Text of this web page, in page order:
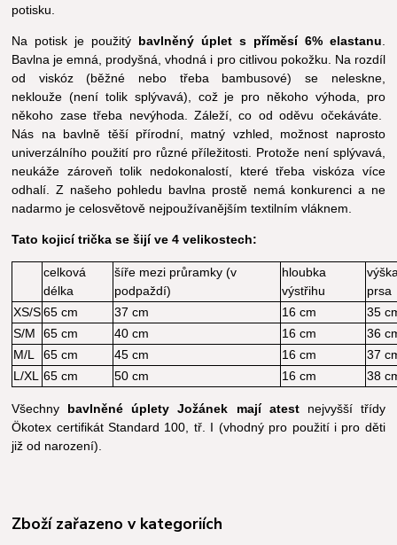
potisku.
Na potisk je použitý bavlněný úplet s příměsí 6% elastanu
Bavlna je emná, prodyšná, vhodná i pro citlivou pokožku. Na rozdíl
od viskóz (běžné nebo třeba bambusové) se neleskne,
neklouže (není tolik splývavá), což je pro někoho výhoda, pro
někoho zase třeba nevýhoda. Záleží, co od oděvu očekáváte.
Nás na bavlně těší přírodní, matný vzhled, možnost naprosto
univerzálního použití pro různé příležitosti. Protože není splývavá,
neukáže zároveň tolik nedokonalostí, které třeba viskóza více
odhalí. Z našeho pohledu bavlna prostě nemá konkurenci a ne
nadarmo je celosvětově nejpoužívanějším textilním vláknem.
Tato kojicí trička se šijí ve 4 velikostech:
celková
délka
šíře mezi průramky (v
podpaždí)
hloubka
výstřihu
prsa
XS/S65 cm 37 cm 16 cm
35
S/M
65 cm 40 cm 16 cm
36
M/L
65 cm 45 cm 16 cm
37
L/XL
65 cm 50 cm 16 cm 38
Všechny bavlněné úplety Jožánek mají atestnejvyšší třídy
Ökotex certifikát Standard 100, tř. I (vhodný pro použití i pro děti
již od narození).
Zboží zařazeno v kategoriích